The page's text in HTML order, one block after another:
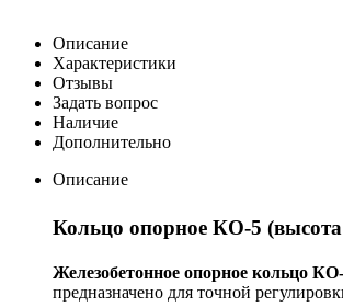
Описание
Характеристики
Отзывы
Задать вопрос
Наличие
Дополнительно
Описание
Кольцо опорное КО-5
Железобетонное опорное кольцо
предназначено для точной